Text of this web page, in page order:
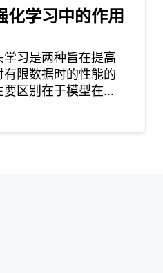
续部署
（CI/CD）。
内置工具和服
务，帮助自动化
许多与 CI/CD 相
化学习中的作用
习是两种旨在提高
限数据时的性能的
区别在于模型在进
或类的经验量。在